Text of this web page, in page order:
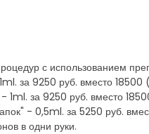
с использованием
за 9250 руб. вместо
1ml. за 9250 руб. вместо
- 0,5ml. за 5250 руб.
в одни руки.